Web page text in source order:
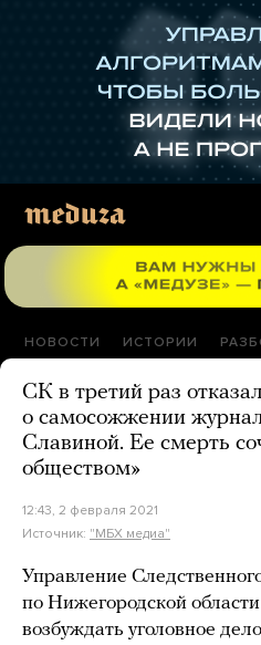
НОВОСТИ ИСТОРИИ
СК в третий раз
о самосожжении
Славиной. Ее смерть
обществом»
12:43, 2 февраля 2021
Источник: "МБХ медиа"
Управление
по Нижегородской
возбуждать уголовное